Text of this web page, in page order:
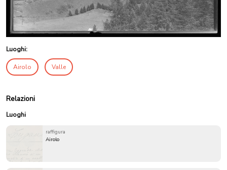
Luoghi:
Airolo Valle
Relazioni
Luoghi
raffigura
Airolo